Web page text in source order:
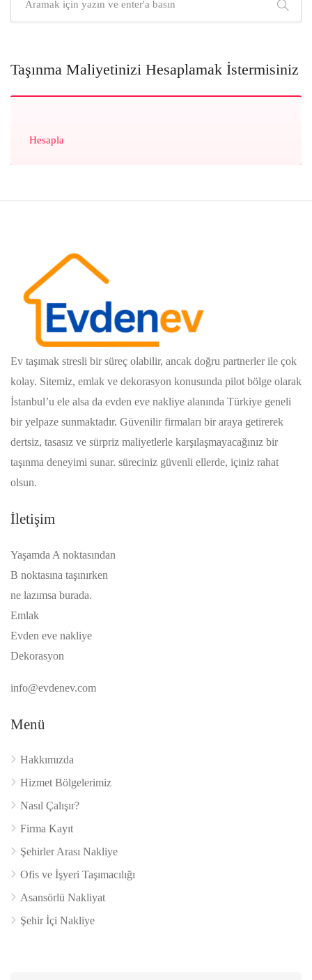
Taşınma Maliyetinizi Hesaplamak İstermisiniz
Hesapla
Ev taşımak stresli bir süreç olabilir, ancak doğru partnerler ile çok
kolay. Sitemiz, emlak ve dekorasyon konusunda pilot bölge olarak
İstanbul’u ele alsa da evden eve nakliye alanında Türkiye geneli
bir yelpaze sunmaktadır. Güvenilir firmaları bir araya getirerek
dertsiz, tasasız ve sürpriz maliyetlerle karşılaşmayacağınız bir
taşınma deneyimi sunar. süreciniz güvenli ellerde, içiniz rahat
olsun.
İletişim
Yaşamda A noktasından
B noktasına taşınırken
ne lazımsa burada.
Emlak
Evden eve nakliye
Dekorasyon
info@evdenev.com
Menü
Hakkımızda
Hizmet Bölgelerimiz
Nasıl Çalışır?
Firma Kayıt
Şehirler Arası Nakliye
Ofis ve İşyeri Taşımacılığı
Asansörlü Nakliyat
Şehir İçi Nakliye